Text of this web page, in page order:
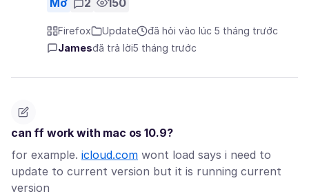
Mở 2 150
Firefox Update
đã hỏi vào lúc 5 tháng trước
Jamesđã trả lời5 tháng trước
can ff work with mac os 10.9?
for example. icloud.com wont load says i need to
update to current version but it is running current
version